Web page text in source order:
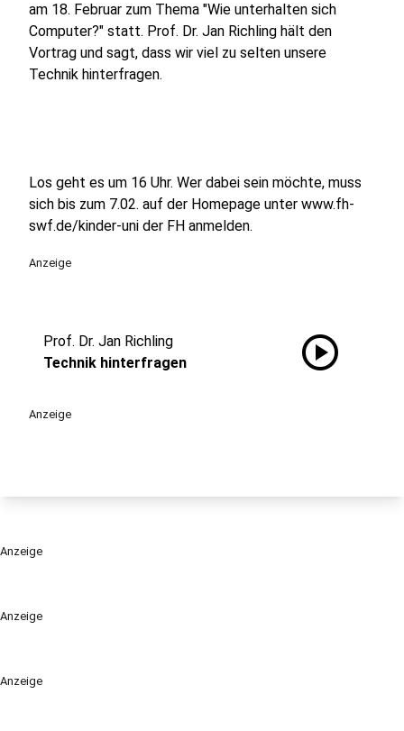
Anzeige
Anzeige
am 18. Februar zum Thema "Wie unterhalten sich
Computer?" statt. Prof. Dr. Jan Richling hält den
Vortrag und sagt, dass wir viel zu selten unsere
Technik hinterfragen.
Los geht es um 16 Uhr. Wer dabei sein möchte, muss
sich bis zum 7.02. auf der Homepage unter www.fh-
swf.de/kinder-uni der FH anmelden.
Anzeige
Prof. Dr. Jan Richling
Technik hinterfragen
play_circle
Anzeige
Anzeige